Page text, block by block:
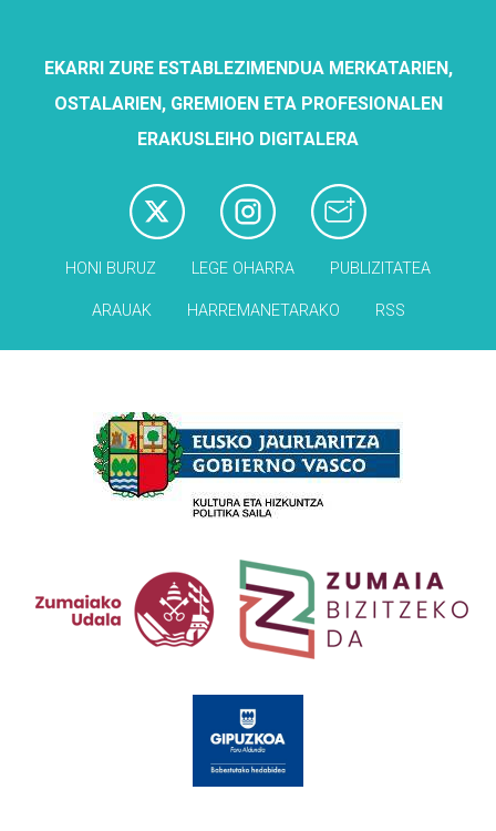
EKARRI ZURE ESTABLEZIMENDUA MERKATARIEN,
OSTALARIEN, GREMIOEN ETA PROFESIONALEN
ERAKUSLEIHO DIGITALERA
HONI BURUZ LEGE OHARRA PUBLIZITATEA
ARAUAK HARREMANETARAKO RSS